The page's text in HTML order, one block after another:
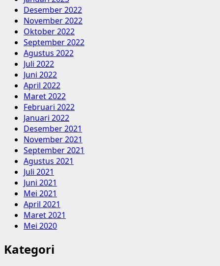
Desember 2022
November 2022
Oktober 2022
September 2022
Agustus 2022
Juli 2022
Juni 2022
April 2022
Maret 2022
Februari 2022
Januari 2022
Desember 2021
November 2021
September 2021
Agustus 2021
Juli 2021
Juni 2021
Mei 2021
April 2021
Maret 2021
Mei 2020
Kategori